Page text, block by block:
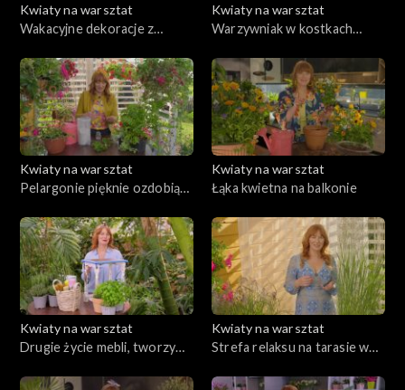
Kwiaty na warsztat
Wakacyjne dekoracje z
Kwiaty na warsztat
Warzywniak w kostkach
uprawę własnych warzyw w
małej przestrzeni ogrodu
Kwiaty na warsztat
Pelargonie pięknie ozdobią
Kwiaty na warsztat
Łąka kwietna na balkonie
Kwiaty na warsztat
Drugie życie mebli, tworzymy
zdrowych ziół
Kwiaty na warsztat
Strefa relaksu na tarasie w